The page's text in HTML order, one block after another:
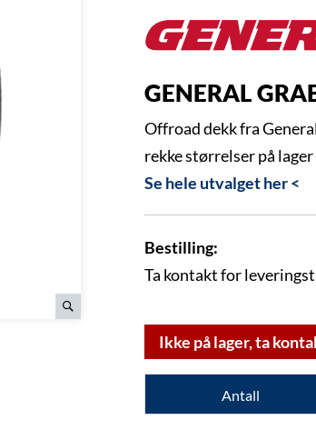
GENERAL
Offroad dekk fra
rekke størrelser på lager
Se hele utvalget her <
Bestilling:
Ta kontakt for
Ikke på lager, ta
Antall